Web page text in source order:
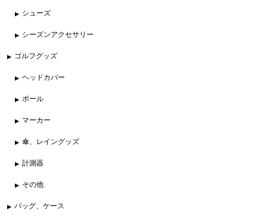
シューズ
シーズンアクセサリー
ゴルフグッズ
ヘッドカバー
ボール
マーカー
傘、レイングッズ
計測器
その他
バッグ、ケース